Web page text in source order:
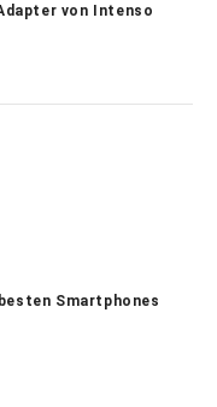
von Intenso
Smartphones